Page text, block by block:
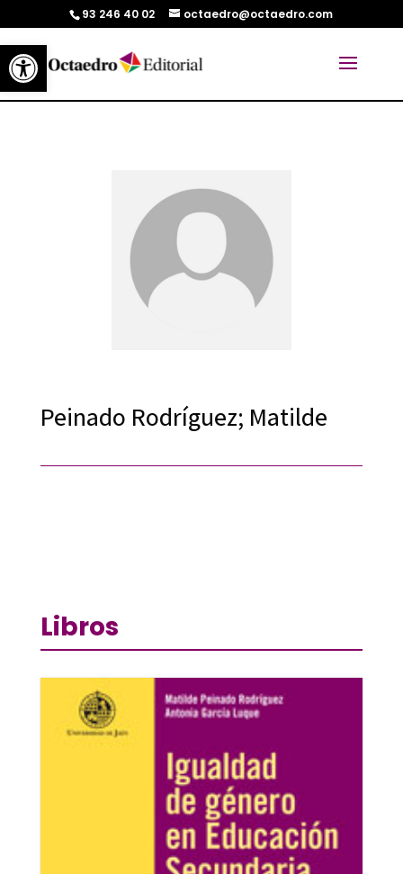
Abrir barra de herramientas
93 246 40 02 octaedro@octaedro.com
Peinado Rodríguez; Matilde
Libros